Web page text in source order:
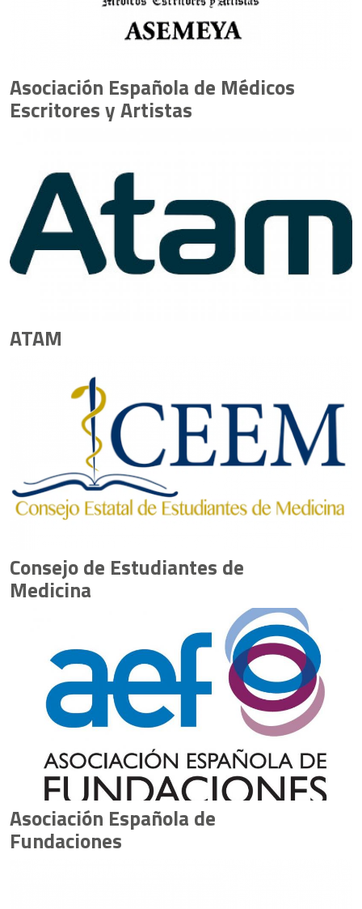
Asociación Española de Médicos
Escritores y Artistas
ATAM
Consejo de Estudiantes de
Medicina
Asociación Española de
Fundaciones